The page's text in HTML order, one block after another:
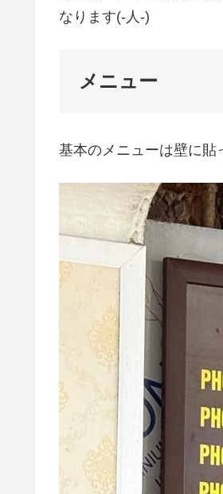
なります(-人-)
メニュー
基本のメニューは壁に貼